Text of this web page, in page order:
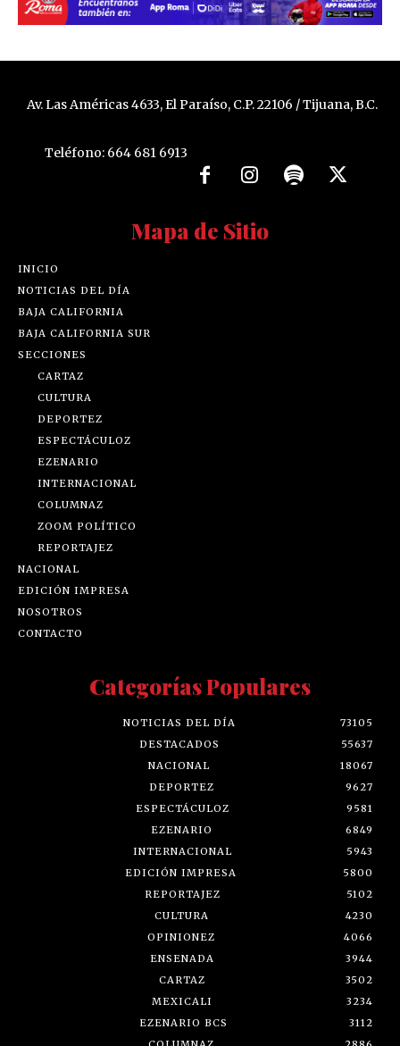
Av. Las Américas 4633, El Paraíso, C.P. 22106 / Tijuana, B.C.
Teléfono: 664 681 6913
Mapa de Sitio
INICIO
NOTICIAS DEL DÍA
BAJA CALIFORNIA
BAJA CALIFORNIA SUR
SECCIONES
CARTAZ
CULTURA
DEPORTEZ
ESPECTÁCULOZ
EZENARIO
INTERNACIONAL
COLUMNAZ
ZOOM POLÍTICO
REPORTAJEZ
NACIONAL
EDICIÓN IMPRESA
NOSOTROS
CONTACTO
Categorías Populares
NOTICIAS DEL DÍA
73105
DESTACADOS
55637
NACIONAL
18067
DEPORTEZ
9627
ESPECTÁCULOZ
9581
EZENARIO
6849
INTERNACIONAL
5943
EDICIÓN IMPRESA
5800
REPORTAJEZ
5102
CULTURA
4230
OPINIONEZ
4066
ENSENADA
3944
CARTAZ
3502
MEXICALI
3234
EZENARIO BCS
3112